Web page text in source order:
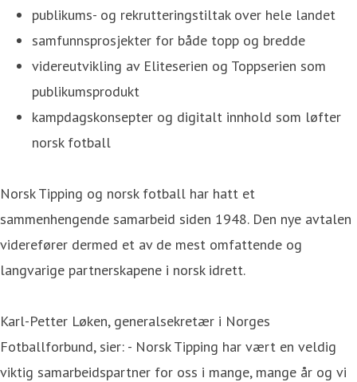
publikums- og rekrutteringstiltak over hele landet
samfunnsprosjekter for både topp og bredde
videreutvikling av Eliteserien og Toppserien som
publikumsprodukt
kampdagskonsepter og digitalt innhold som løfter
norsk fotball
Norsk Tipping og norsk fotball har hatt et
sammenhengende samarbeid siden 1948. Den nye avtalen
viderefører dermed et av de mest omfattende og
langvarige partnerskapene i norsk idrett.
Karl-Petter Løken, generalsekretær i Norges
Fotballforbund, sier: - Norsk Tipping har vært en veldig
viktig samarbeidspartner for oss i mange, mange år og vi